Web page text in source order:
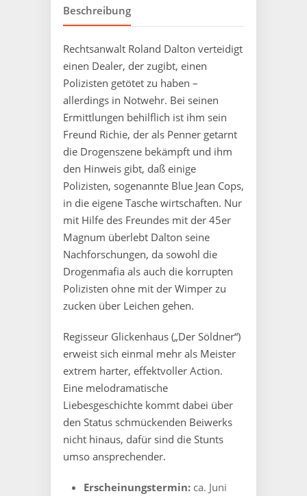
Beschreibung
Rechtsanwalt Roland Dalton verteidigt
einen Dealer, der zugibt, einen
Polizisten getötet zu haben –
allerdings in Notwehr. Bei seinen
Ermittlungen behilflich ist ihm sein
Freund Richie, der als Penner getarnt
die Drogenszene bekämpft und ihm
den Hinweis gibt, daß einige
Polizisten, sogenannte Blue Jean Cops,
in die eigene Tasche wirtschaften. Nur
mit Hilfe des Freundes mit der 45er
Magnum überlebt Dalton seine
Nachforschungen, da sowohl die
Drogenmafia als auch die korrupten
Polizisten ohne mit der Wimper zu
zucken über Leichen gehen.
Regisseur Glickenhaus („Der Söldner“)
erweist sich einmal mehr als Meister
extrem harter, effektvoller Action.
Eine melodramatische
Liebesgeschichte kommt dabei über
den Status schmückenden Beiwerks
nicht hinaus, dafür sind die Stunts
umso ansprechender.
Erscheinungstermin: ca. Juni